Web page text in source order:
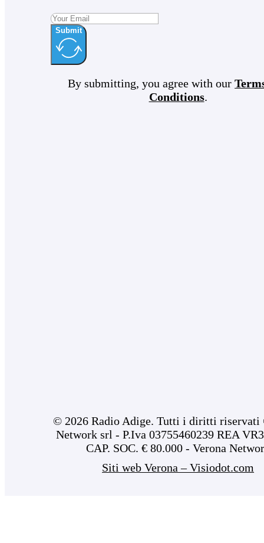
Submit
By submitting, you agree with our
Conditions.
© 2026 Radio Adige. Tutti i diritti riservati
Network srl - P.Iva 03755460239 REA
CAP. SOC. € 80.000 - Verona
Siti web Verona – Visiodot.com